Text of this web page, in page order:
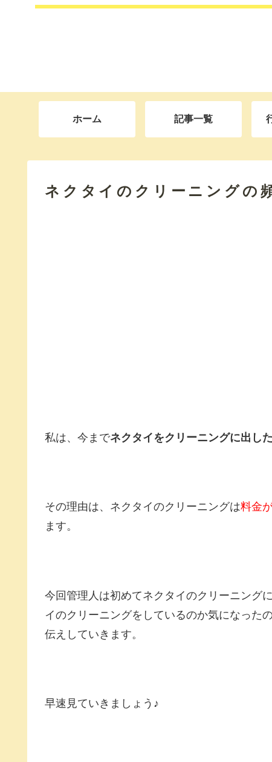
ホーム 記事一覧
ネクタイのクリーニングの
私は、今までネクタイをクリーニングに出し
その理由は、ネクタイのクリーニングは料金
ます。
今回管理人は初めてネクタイのクリーニング
イのクリーニングをしているのか気になった
伝えしていきます。
早速見ていきましょう♪